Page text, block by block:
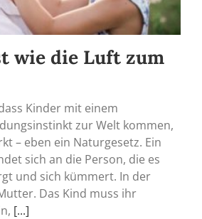
wie die Luft zum
Kinder mit einem
zur Welt kommen,
– eben ein Naturgesetz. Ein
sich an die Person, die es
und sich kümmert. In der
Das Kind muss ihr
[...]